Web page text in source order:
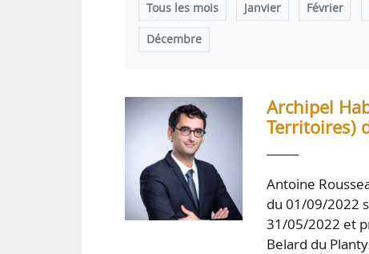
Tous les mois Janvier Février
Décembre
Archipel
Territoires)
Antoine
du 01/09/2022
31/05/2022 et
Belard du